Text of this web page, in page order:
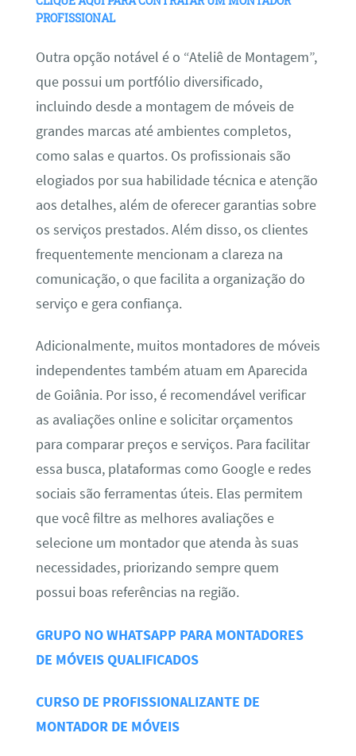
PROFISSIONAL
Outra opção notável é o “Ateliê de Montagem”,
que possui um portfólio diversificado,
incluindo desde a montagem de móveis de
grandes marcas até ambientes completos,
como salas e quartos. Os profissionais são
elogiados por sua habilidade técnica e atenção
aos detalhes, além de oferecer garantias sobre
os serviços prestados. Além disso, os clientes
frequentemente mencionam a clareza na
comunicação, o que facilita a organização do
serviço e gera confiança.
Adicionalmente, muitos montadores de móveis
independentes também atuam em Aparecida
de Goiânia. Por isso, é recomendável verificar
as avaliações online e solicitar orçamentos
para comparar preços e serviços. Para facilitar
essa busca, plataformas como Google e redes
sociais são ferramentas úteis. Elas permitem
que você filtre as melhores avaliações e
selecione um montador que atenda às suas
necessidades, priorizando sempre quem
possui boas referências na região.
GRUPO NO WHATSAPP PARA MONTADORES
DE MÓVEIS QUALIFICADOS
CURSO DE PROFISSIONALIZANTE DE
MONTADOR DE MÓVEIS